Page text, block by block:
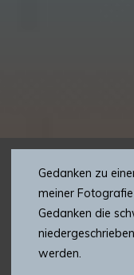
Gedanken zu
meiner
Gedanken die
werden.